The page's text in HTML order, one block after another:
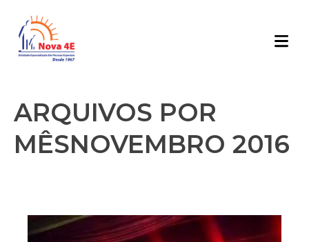
ARQUIVOS POR
MÊSNOVEMBRO 2016